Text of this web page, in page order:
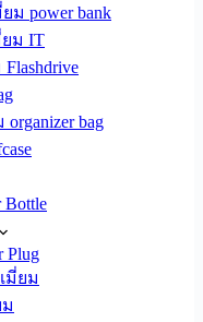
ม power bank
ม IT
bag
Plug
มี่ยม